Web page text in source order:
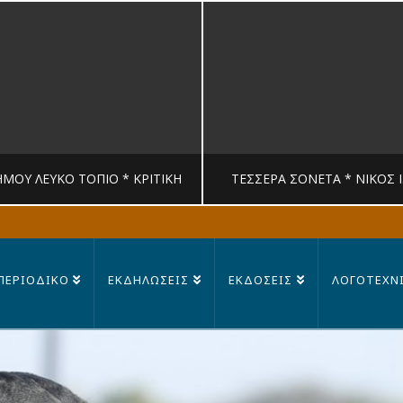
ΛΕΥΚΟ ΤΟΠΙΟ * ΚΡΙΤΙΚΉ
MANDRAGORAS
ΤΈΣΣΕΡΑ ΣΟΝΈΤΑ * ΝΊΚΟΣ
ΕΚΔΗΛΩΣΕΙΣ ΕΚΔΟΣΕΙΣ